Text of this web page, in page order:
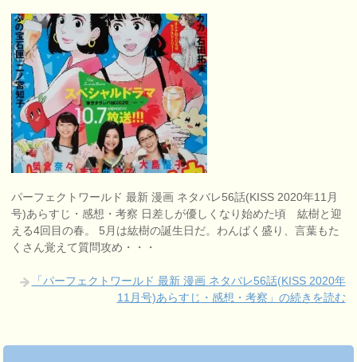
パーフェクトワールド 最新 漫画 ネタバレ56話(KISS 2020年11月
号)あらすじ・感想・考察 日差しが優しくなり始めた頃 紘樹と迎
える4回目の春。 5月は紘樹の誕生日だ。わんぱく盛り、言葉もた
くさん覚えて質問攻め・・・
「パーフェクトワールド 最新 漫画 ネタバレ56話(KISS 2020年
11月号)あらすじ・感想・考察」の続きを読む